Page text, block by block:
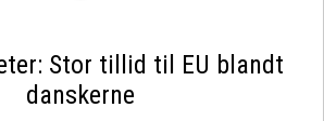
Stor tillid til EU blandt
danskerne